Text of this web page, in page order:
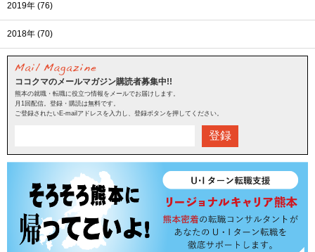
2019年 (76)
2018年 (70)
ココクマのメールマガジン購読者募集中!!
熊本の就職・転職に役立つ情報をメールでお届けします。
月1回配信。登録・購読は無料です。
ご登録されたいE-mailアドレスを入力し、登録ボタンを押してください。
登録